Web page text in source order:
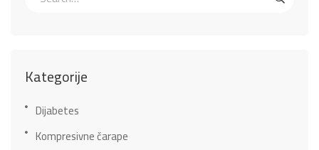
Kategorije
Dijabetes
Kompresivne čarape